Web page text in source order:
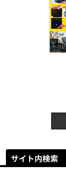
サイト内検索